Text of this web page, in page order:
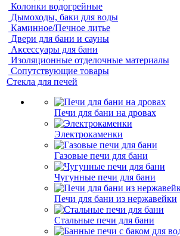
Колонки водогрейные
Дымоходы, баки для воды
Каминное/Печное литье
Двери для бани и сауны
Аксессуары для бани
Изоляционные отделочные материалы
Сопутствующие товары
Стекла для печей
Печи для бани на дровах
Электрокаменки
Газовые печи для бани
Чугунные печи для бани
Печи для бани из нержавейки
Стальные печи для бани